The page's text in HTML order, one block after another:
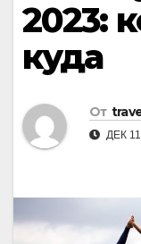
2023:
куда
От
ДЕК